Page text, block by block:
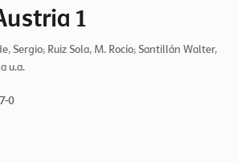
1
Sergio; Ruiz Sola, M. Rocío; Santillán Walter,
u.a.
0